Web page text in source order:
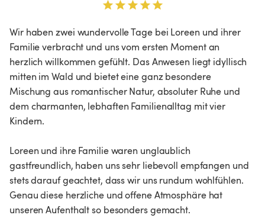
Wir haben zwei wundervolle Tage bei Loreen und ihrer
Familie verbracht und uns vom ersten Moment an
herzlich willkommen gefühlt. Das Anwesen liegt idyllisch
mitten im Wald und bietet eine ganz besondere
Mischung aus romantischer Natur, absoluter Ruhe und
dem charmanten, lebhaften Familienalltag mit vier
Kindern.
Loreen und ihre Familie waren unglaublich
gastfreundlich, haben uns sehr liebevoll empfangen und
stets darauf geachtet, dass wir uns rundum wohlfühlen.
Genau diese herzliche und offene Atmosphäre hat
unseren Aufenthalt so besonders gemacht.